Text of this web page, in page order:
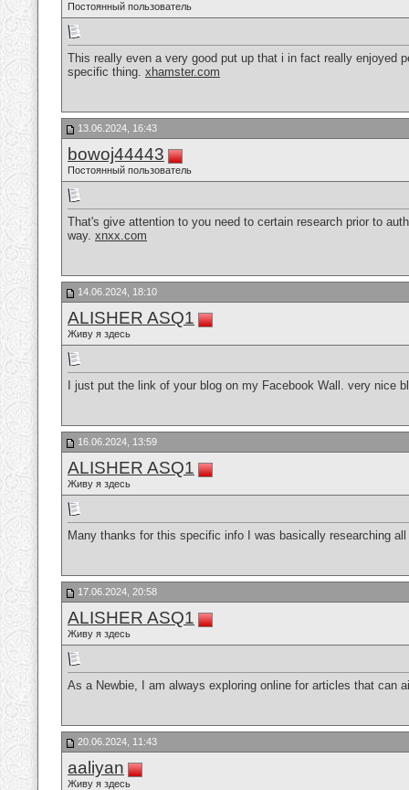
Постоянный пользователь
This really even a very good put up that i in fact really enjoyed
specific thing. xhamster.com
13.06.2024, 16:43
bowoj44443
Постоянный пользователь
That's give attention to you need to certain research prior to
way. xnxx.com
14.06.2024, 18:10
ALISHER ASQ1
Живу я здесь
I just put the link of your blog on my Facebook Wall. very nice
16.06.2024, 13:59
ALISHER ASQ1
Живу я здесь
Many thanks for this specific info I was basically researching
17.06.2024, 20:58
ALISHER ASQ1
Живу я здесь
As a Newbie, I am always exploring online for articles that can
20.06.2024, 11:43
aaliyan
Живу я здесь